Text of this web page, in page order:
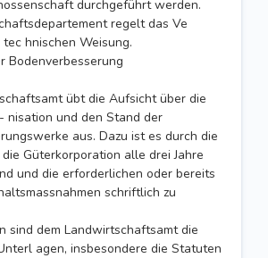
durchgeführt werden.
regelt das Ve
hnischen Weisung.
Bodenverbesserung
übt die Aufsicht über die
nisation und den Stand der
aus. Dazu ist es durch die
Güterkorporation alle drei Jahre
und die erforderlichen oder bereits
schriftlich zu
sind dem Landwirtschaftsamt die
agen, insbesondere die Statuten